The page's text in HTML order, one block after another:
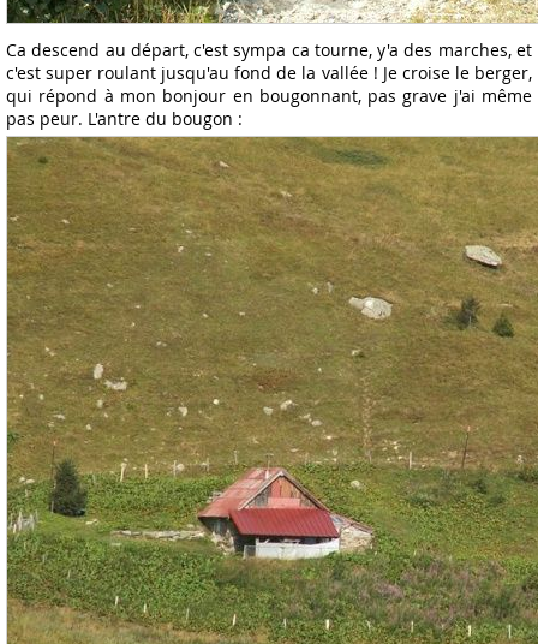
Ca descend au départ, c'est sympa ca tourne, y'a des marches, et
c'est super roulant jusqu'au fond de la vallée ! Je croise le berger,
qui répond à mon bonjour en bougonnant, pas grave j'ai même
pas peur. L'antre du bougon :